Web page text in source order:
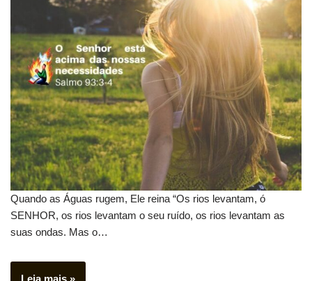
Quando as Águas rugem, Ele reina “Os rios levantam, ó
SENHOR, os rios levantam o seu ruído, os rios levantam as
suas ondas. Mas o…
Leia mais »